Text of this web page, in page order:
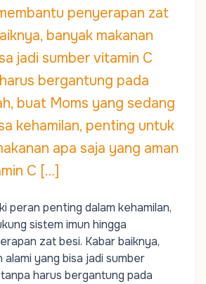
penyerapan zat
banyak makanan
jadi sumber vitamin C
bergantung pada
buat Moms yang sedang
kehamilan, penting untuk
apa saja yang aman
C […]
peran penting dalam kehamilan,
sistem imun hingga
zat besi. Kabar baiknya,
alami yang bisa jadi sumber
harus bergantung pada